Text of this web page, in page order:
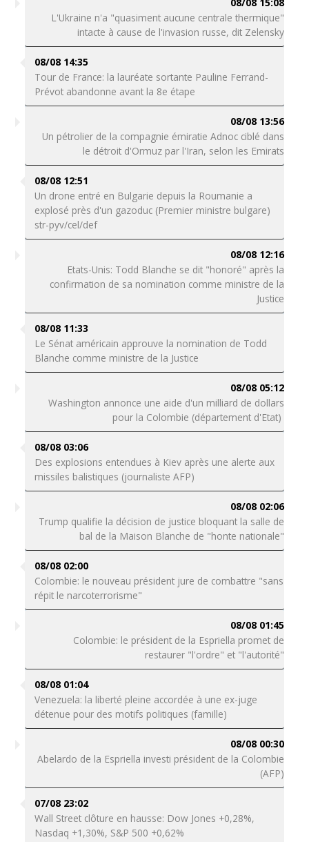
L'Ukraine n'a "quasiment aucune centrale thermique"
intacte à cause de l'invasion russe, dit Zelensky
08/08 14:35
Tour de France: la lauréate sortante Pauline Ferrand-
Prévot abandonne avant la 8e étape
08/08 13:56
Un pétrolier de la compagnie émiratie Adnoc ciblé dans
le détroit d'Ormuz par l'Iran, selon les Emirats
08/08 12:51
Un drone entré en Bulgarie depuis la Roumanie a
explosé près d'un gazoduc (Premier ministre bulgare)
str-pyv/cel/def
08/08 12:16
Etats-Unis: Todd Blanche se dit "honoré" après la
confirmation de sa nomination comme ministre de la
Justice
08/08 11:33
Le Sénat américain approuve la nomination de Todd
Blanche comme ministre de la Justice
08/08 05:12
Washington annonce une aide d'un milliard de dollars
pour la Colombie (département d'Etat)
08/08 03:06
Des explosions entendues à Kiev après une alerte aux
missiles balistiques (journaliste AFP)
08/08 02:06
Trump qualifie la décision de justice bloquant la salle de
bal de la Maison Blanche de "honte nationale"
08/08 02:00
Colombie: le nouveau président jure de combattre "sans
répit le narcoterrorisme"
08/08 01:45
Colombie: le président de la Espriella promet de
restaurer "l'ordre" et "l'autorité"
08/08 01:04
Venezuela: la liberté pleine accordée à une ex-juge
détenue pour des motifs politiques (famille)
08/08 00:30
Abelardo de la Espriella investi président de la Colombie
(AFP)
07/08 23:02
Wall Street clôture en hausse: Dow Jones +0,28%,
Nasdaq +1,30%, S&P 500 +0,62%